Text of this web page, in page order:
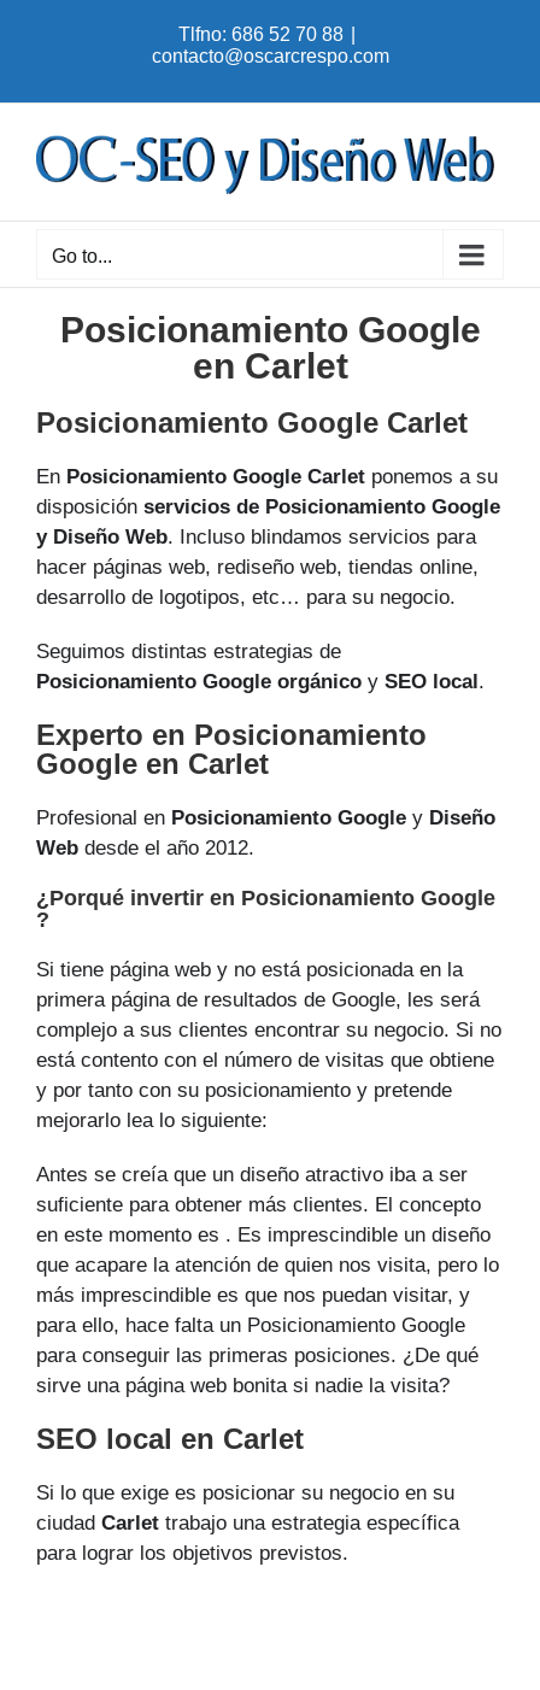
Tlfno: 686 52 70 88
contacto@oscarcrespo.com
Go to...
Posicionamiento Google
en Carlet
Posicionamiento Google Carlet
En Posicionamiento Google Carlet ponemos a su
disposición servicios de Posicionamiento Google
y Diseño Web. Incluso blindamos servicios para
hacer páginas web, rediseño web, tiendas online,
desarrollo de logotipos, etc… para su negocio.
Seguimos distintas estrategias de
Posicionamiento Google orgánico y SEO local .
Experto en Posicionamiento
Google en Carlet
Profesional en Posicionamiento Google y Diseño
Web desde el año 2012.
¿Porqué invertir en Posicionamiento Google
?
Si tiene página web y no está posicionada en la
primera página de resultados de Google, les será
complejo a sus clientes encontrar su negocio. Si no
está contento con el número de visitas que obtiene
y por tanto con su posicionamiento y pretende
mejorarlo lea lo siguiente:
Antes se creía que un diseño atractivo iba a ser
suficiente para obtener más clientes. El concepto
en este momento es . Es imprescindible un diseño
que acapare la atención de quien nos visita, pero lo
más imprescindible es que nos puedan visitar, y
para ello, hace falta un Posicionamiento Google
para conseguir las primeras posiciones. ¿De qué
sirve una página web bonita si nadie la visita?
SEO local en Carlet
Si lo que exige es posicionar su negocio en su
ciudad Carlet trabajo una estrategia específica
para lograr los objetivos previstos.